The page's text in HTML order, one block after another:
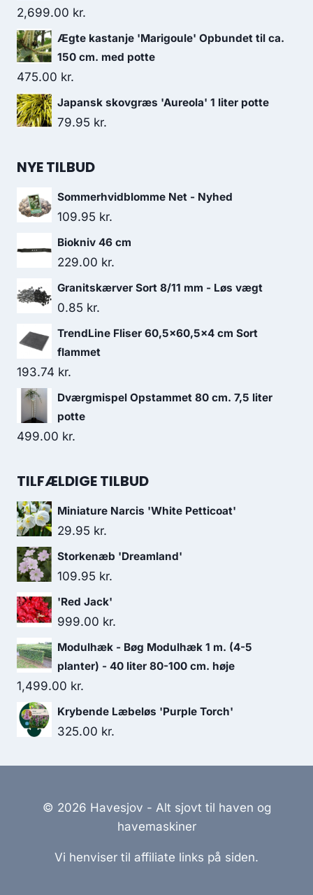
2,699.00 kr.
Ægte kastanje 'Marigoule' Opbundet til ca.
150 cm. med potte
475.00 kr.
Japansk skovgræs 'Aureola' 1 liter potte
79.95 kr.
NYE TILBUD
Sommerhvidblomme Net - Nyhed
109.95 kr.
Biokniv 46 cm
229.00 kr.
Granitskærver Sort 8/11 mm - Løs vægt
0.85 kr.
TrendLine Fliser 60,5x60,5x4 cm Sort
flammet
193.74 kr.
Dværgmispel Opstammet 80 cm. 7,5 liter
potte
499.00 kr.
TILFÆLDIGE TILBUD
Miniature Narcis 'White Petticoat'
29.95 kr.
Storkenæb 'Dreamland'
109.95 kr.
'Red Jack'
999.00 kr.
Modulhæk - Bøg Modulhæk 1 m. (4-5
planter) - 40 liter 80-100 cm. høje
1,499.00 kr.
Krybende Læbeløs 'Purple Torch'
325.00 kr.
© 2026 Havesjov - Alt sjovt til haven og
havemaskiner
Vi henviser til affiliate links på siden.